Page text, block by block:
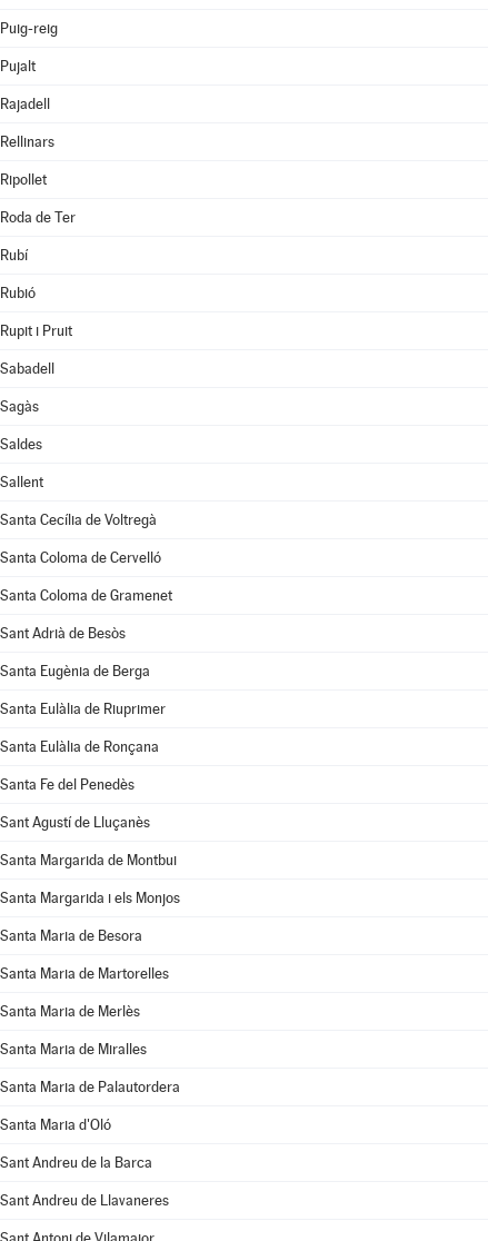
Puig-reig
Pujalt
Rajadell
Rellinars
Ripollet
Roda de Ter
Rubí
Rubió
Rupit i Pruit
Sabadell
Sagàs
Saldes
Sallent
Santa Cecília de Voltregà
Santa Coloma de Cervelló
Santa Coloma de Gramenet
Sant Adrià de Besòs
Santa Eugènia de Berga
Santa Eulàlia de Riuprimer
Santa Eulàlia de Ronçana
Santa Fe del Penedès
Sant Agustí de Lluçanès
Santa Margarida de Montbui
Santa Margarida i els Monjos
Santa Maria de Besora
Santa Maria de Martorelles
Santa Maria de Merlès
Santa Maria de Miralles
Santa Maria de Palautordera
Santa Maria d'Oló
Sant Andreu de la Barca
Sant Andreu de Llavaneres